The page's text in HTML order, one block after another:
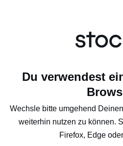
Du verwendest
Wechsle bitte umgehend
weiterhin nutzen zu können.
Firefox, Edge